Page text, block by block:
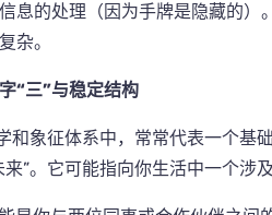
息的处理（因为手牌是隐藏的）
杂。
“三”与稳定结构
和象征体系中，常常代表一个基
”。它可能指向你生活中一个涉